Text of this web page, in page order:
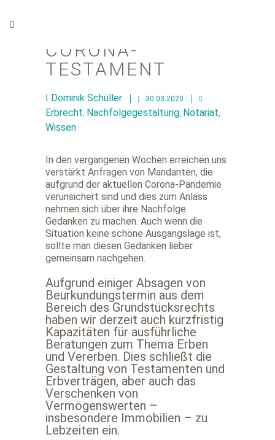
CORONA-
TESTAMENT
Dominik Schüller 30.03.2020
Erbrecht, Nachfolgegestaltung, Notariat,
Wissen
In den vergangenen Wochen erreichen uns
verstärkt Anfragen von Mandanten, die
aufgrund der aktuellen Corona-Pandemie
verunsichert sind und dies zum Anlass
nehmen sich über ihre Nachfolge
Gedanken zu machen. Auch wenn die
Situation keine schöne Ausgangslage ist,
sollte man diesen Gedanken lieber
gemeinsam nachgehen.
Aufgrund einiger Absagen von
Beurkundungstermin aus dem
Bereich des Grundstücksrechts
haben wir derzeit auch kurzfristig
Kapazitäten für ausführliche
Beratungen zum Thema Erben
und Vererben. Dies schließt die
Gestaltung von Testamenten und
Erbverträgen, aber auch das
Verschenken von
Vermögenswerten –
insbesondere Immobilien – zu
Lebzeiten ein.